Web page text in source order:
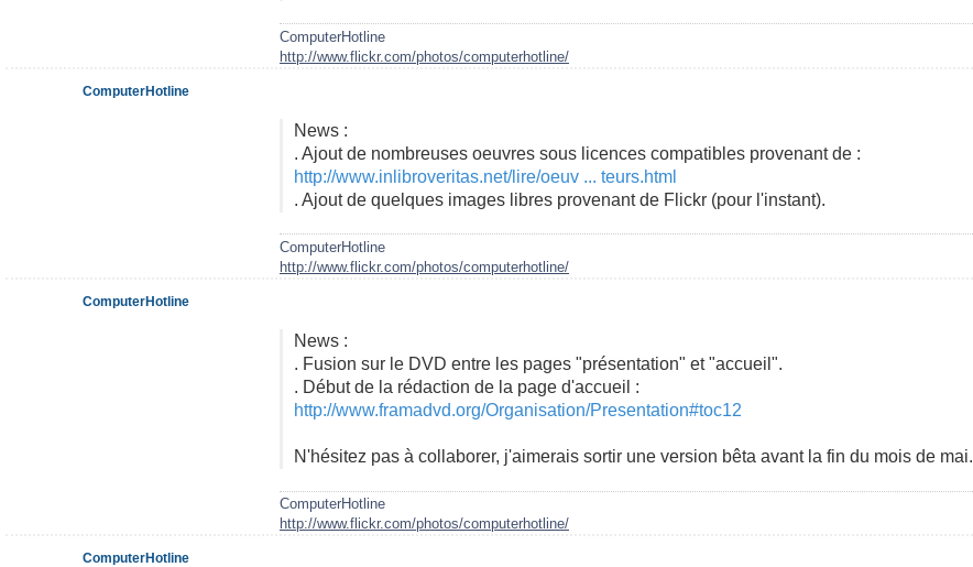
ComputerHotline
http://www.flickr.com/photos/computerhotline/
News :
. Ajout de nombreuses oeuvres sous licences compatibles provenant de :
http://www.inlibroveritas.net/lire/oeuv ... teurs.html
. Ajout de quelques images libres provenant de Flickr (pour l'instant).
ComputerHotline
http://www.flickr.com/photos/computerhotline/
ComputerHotline
News :
. Fusion sur le DVD entre les pages "présentation" et "accueil".
. Début de la rédaction de la page d'accueil :
http://www.framadvd.org/Organisation/Presentation#toc12
N'hésitez pas à collaborer, j'aimerais sortir une version bêta avant la fin du mois de mai.
ComputerHotline
http://www.flickr.com/photos/computerhotline/
ComputerHotline
ComputerHotline